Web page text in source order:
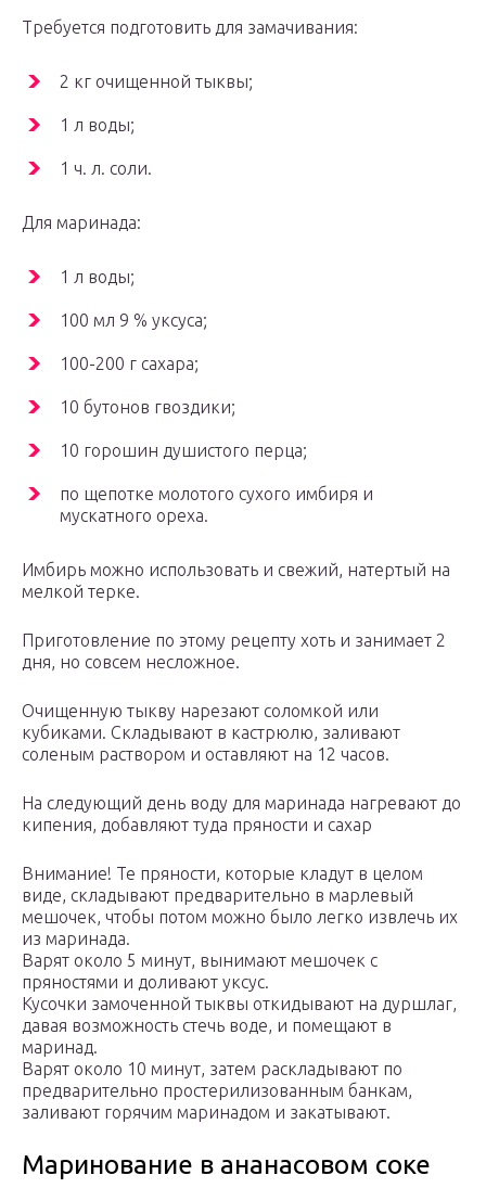
Требуется подготовить для замачивания:
2 кг очищенной тыквы;
1 л воды;
1 ч. л. соли.
Для маринада:
1 л воды;
100 мл 9 % уксуса;
100-200 г сахара;
10 бутонов гвоздики;
10 горошин душистого перца;
по щепотке молотого сухого имбиря и
мускатного ореха.
Имбирь можно использовать и свежий, натертый на
мелкой терке.
Приготовление по этому рецепту хоть и занимает 2
дня, но совсем несложное.
Очищенную тыкву нарезают соломкой или
кубиками. Складывают в кастрюлю, заливают
соленым раствором и оставляют на 12 часов.
На следующий день воду для маринада нагревают до
кипения, добавляют туда пряности и сахар
Внимание! Те пряности, которые кладут в целом
виде, складывают предварительно в марлевый
мешочек, чтобы потом можно было легко извлечь их
из маринада.
Варят около 5 минут, вынимают мешочек с
пряностями и доливают уксус.
Кусочки замоченной тыквы откидывают на дуршлаг,
давая возможность стечь воде, и помещают в
маринад.
Варят около 10 минут, затем раскладывают по
предварительно простерилизованным банкам,
заливают горячим маринадом и закатывают.
Маринование в ананасовом соке